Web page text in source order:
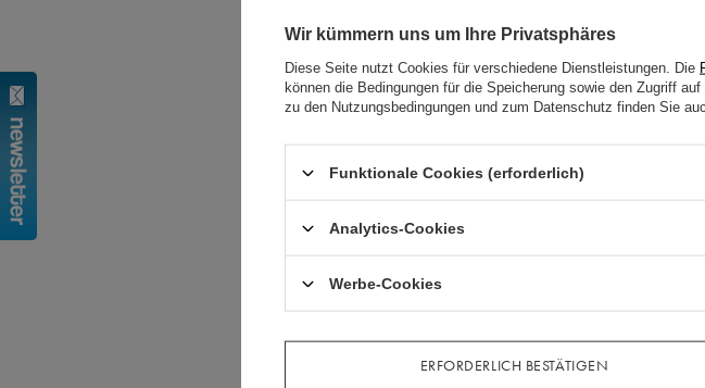
Wir kümmern uns um Ihre Privatsphäres
Diese Seite nutzt Cookies für verschiedene Dienstleistungen. Die
können die Bedingungen für die Speicherung sowie den Zugriff
zu den Nutzungsbedingungen und zum Datenschutz finden Sie
Funktionale Cookies (erforderlich)
Analytics-Cookies
Werbe-Cookies
ERFORDERLICH BESTÄTIGEN